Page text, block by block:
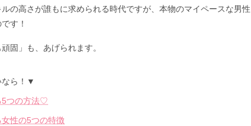
の高さが誰もに求められる時代ですが、本物のマイペースな男性
す！
固」も、あげられます。
なら！▼
5つの方法♡
性の5つの特徴